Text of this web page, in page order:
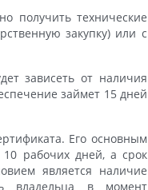
получить технические
закупку) или с
зависеть от наличия
займет 15 дней
Его основным
рабочих дней, а срок
является наличие
владельца в момент